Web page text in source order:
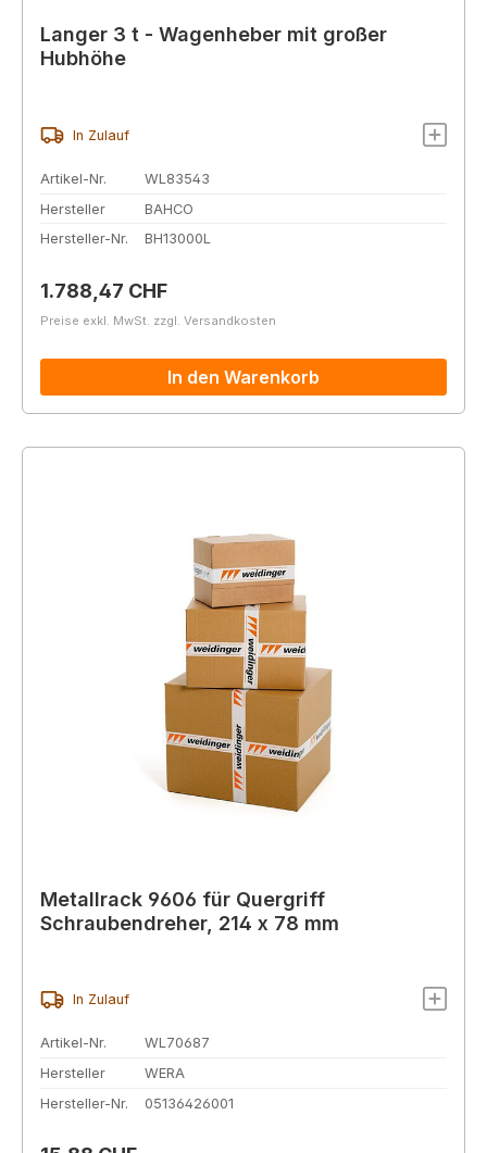
Langer 3 t - Wagenheber mit großer
Hubhöhe
In Zulauf
Artikel-Nr.
WL83543
Hersteller
BAHCO
Hersteller-Nr.
BH13000L
Regulärer Preis:
1.788,47 CHF
Preise exkl. MwSt. zzgl. Versandkosten
In den Warenkorb
Metallrack 9606 für Quergriff
Schraubendreher, 214 x 78 mm
In Zulauf
Artikel-Nr.
WL70687
Hersteller
WERA
Hersteller-Nr.
05136426001